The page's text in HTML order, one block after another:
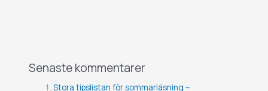
Senaste kommentarer
Stora tipslistan för sommarläsning –